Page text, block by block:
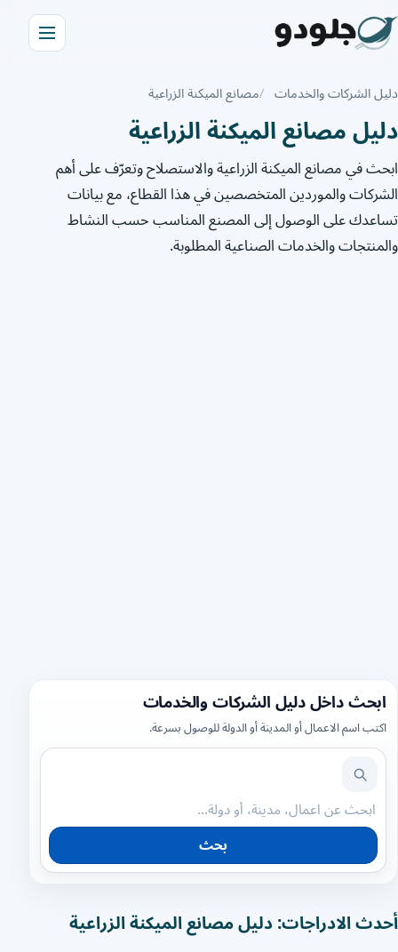
دليل الشركات والخدمات مصانع الميكنة الزراعية
دليل مصانع الميكنة الزراعية
ابحث في مصانع الميكنة الزراعية والاستصلاح وتعرّف على أهم
الشركات والموردين المتخصصين في هذا القطاع، مع بيانات
تساعدك على الوصول إلى المصنع المناسب حسب النشاط
والمنتجات والخدمات الصناعية المطلوبة.
ابحث داخل دليل الشركات والخدمات
اكتب اسم الاعمال أو المدينة أو الدولة للوصول بسرعة.
بحث
أحدث الادراجات: دليل مصانع الميكنة الزراعية